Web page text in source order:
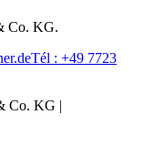
Co. KG.
Tél : +49 7723
Co. KG |